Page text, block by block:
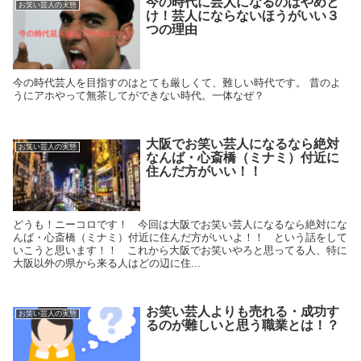
お笑い芸人の実態
け！芸人にならないほうがいい３
つの理由
今の時代芸人を目指すのはとても厳しくて、難しい時代です。 昔のよ
うにアホやって無茶してができない時代。一体なぜ？
お笑い芸人の実態
大阪でお笑い芸人になるなら絶対
なんば・心斎橋（ミナミ）付近に
住んだ方がいい！！
どうも！ニーコロです！ 今回は大阪でお笑い芸人になるなら絶対にな
んば・心斎橋（ミナミ）付近に住んだ方がいいよ！！ という話をして
いこうと思います！！ これから大阪でお笑いやろと思ってる人、特に
大阪以外の県から来る人はどの辺に住...
お笑い芸人の実態
お笑い芸人よりも売れる・成功す
るのが難しいと思う職業とは！？